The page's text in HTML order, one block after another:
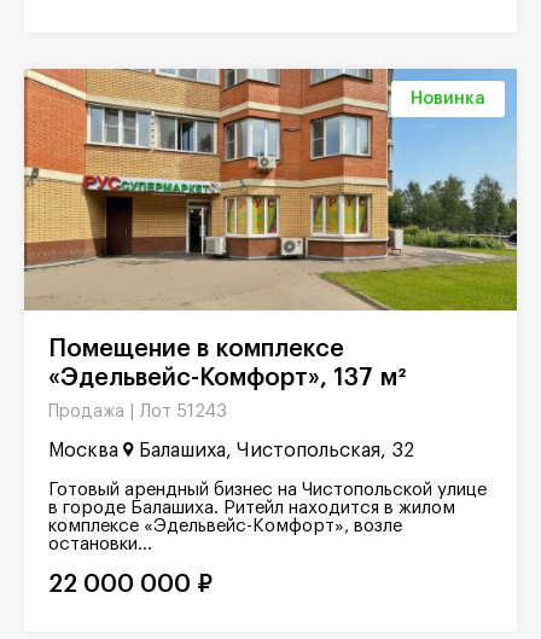
Новинка
«Эдельвейс-Комфорт», 137 м²
Продажа | Лот 51243
Москва Балашиха, Чистопольская, 32
Готовый арендный бизнес на Чистопольской улице
в городе Балашиха. Ритейл находится в жилом
комплексе «Эдельвейс-Комфорт», возле
остановки...
22 000 000 ₽